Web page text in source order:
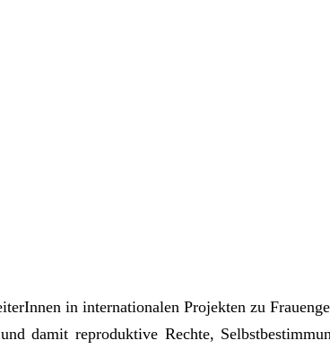
in internationalen Projekten zu
damit reproduktive Rechte,